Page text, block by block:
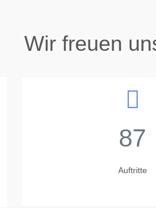
Wir freuen
87
Auftritte